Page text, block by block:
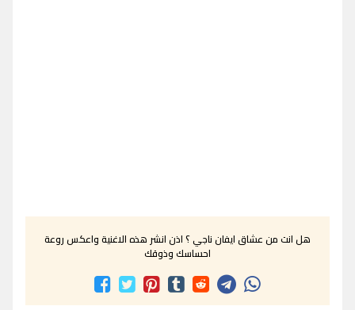
هل انت من عشاق ايفان ناجي ؟ اذن انشر هذه الاغنية واعكس روعة
احساسك وذوقك